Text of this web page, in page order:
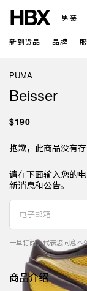
男装
新到货品 品牌
PUMA
Beisser
$190
抱歉，此商品没有存
请在下面输入您的
新消息和公告。
一旦订阅，代表您同意本
商品介绍